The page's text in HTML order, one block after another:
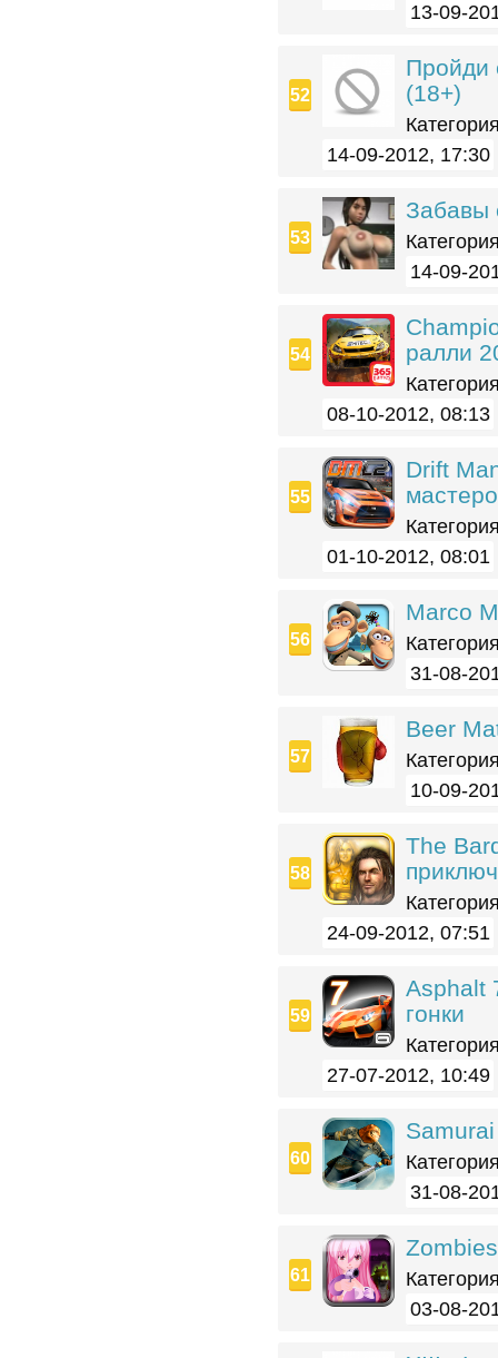
13-09-
Пройди
(18+)
14-09-2012, 17:30
Забавы
14-09-
ралли
08-10-2012, 08:13
Drift
01-10-2012, 08:01
Marco
31-08-
Beer
10-09-
The
24-09-2012, 07:51
Asphalt
гонки
27-07-2012, 10:49
31-08-
03-08-